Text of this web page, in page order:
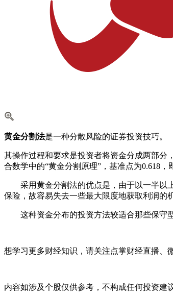
黄金分割法是一种分散风险的证券投资技巧。
其操作过程和要求是投资者将资金分成两部分
合数学中的“黄金分割原理”，基准点为0.618
采用黄金分割法的优点是，由于以一半以上
保险，故容易失去一些最大限度地获取利润的
这种资金分布的投资方法较适合那些保守型
想学习更多财经知识，请关注点掌财经直播、
内容如涉及个股仅供参考，不构成任何投资建